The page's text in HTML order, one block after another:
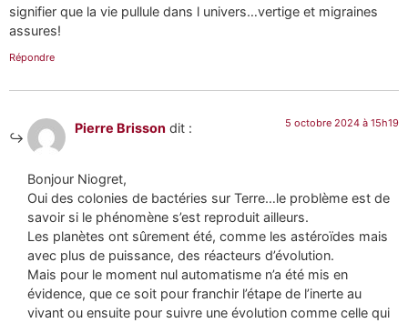
signifier que la vie pullule dans l univers…vertige et migraines
assures!
Répondre
Pierre Brisson dit : 5 octobre 2024 à 15h19
Bonjour Niogret,
Oui des colonies de bactéries sur Terre…le problème est de
savoir si le phénomène s’est reproduit ailleurs.
Les planètes ont sûrement été, comme les astéroïdes mais
avec plus de puissance, des réacteurs d’évolution.
Mais pour le moment nul automatisme n’a été mis en
évidence, que ce soit pour franchir l’étape de l’inerte au
vivant ou ensuite pour suivre une évolution comme celle qui